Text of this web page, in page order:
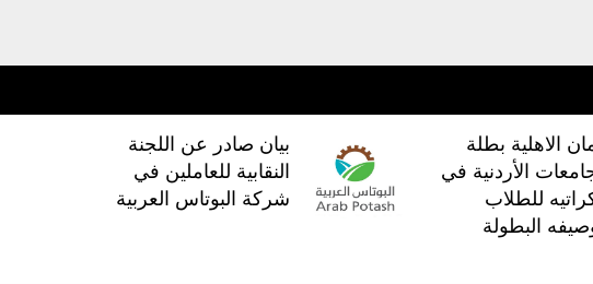
الاهلية بطلة
الأردنية في
للطلاب
البطولة
بيان صادر عن اللجنة
النقابية للعاملين في
شركة البوتاس العربية